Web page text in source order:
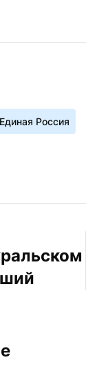
Единая Россия